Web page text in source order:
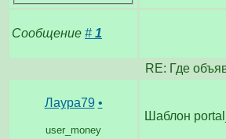
Сообщение # 1
RE: Где
Лаура79 •
user_money
Шаблон